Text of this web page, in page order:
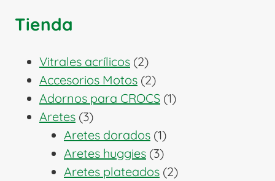
Tienda
Vitrales acrílicos 22
productos
Accesorios Motos 22
productos
Adornos para CROCS 11
Aretes 33
productos
Aretes dorados 11
producto
Aretes huggies 33
productos
Aretes plateados 22